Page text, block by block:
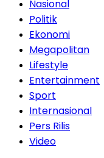
Nasional
Politik
Ekonomi
Megapolitan
Lifestyle
Entertainment
Sport
Internasional
Pers Rilis
Video